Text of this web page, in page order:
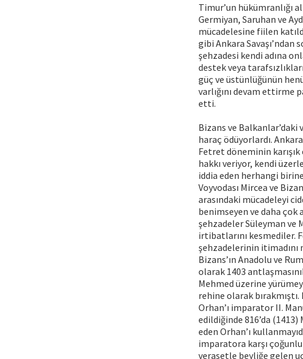
Timur’un hükümranlığı
Germiyan, Saruhan ve
mücadelesine fiilen
gibi Ankara
şehzadesi kendi adına
destek veya
güç ve üstünlüğünün
varlığını devam ettirme
etti.
Bizans ve Balkanlar’daki
haraç ödüyorlardı.
Fetret döneminin karışık
hakkı veriyor, kendi
iddia eden herhangi
Voyvodası Mircea ve
arasındaki mücadeleyi
benimseyen ve daha
şehzadeler Süleyman ve
irtibatlarını kesmediler.
şehzadelerinin itimadını
Bizans’ın Anadolu ve
olarak 1403
Mehmed üzerine
rehine olarak
Orhan’ı imparator II.
edildiğinde 816’da (1413)
eden Orhan’ı
imparatora karşı
verasetle beyliğe gelen